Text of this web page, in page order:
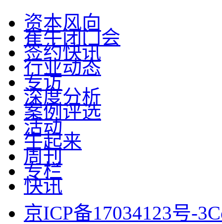
资本风向
崔牛闭门会
签约快讯
行业动态
专访
深度分析
案例评选
活动
牛起来
周刊
专栏
快讯
京ICP备17034123号-3